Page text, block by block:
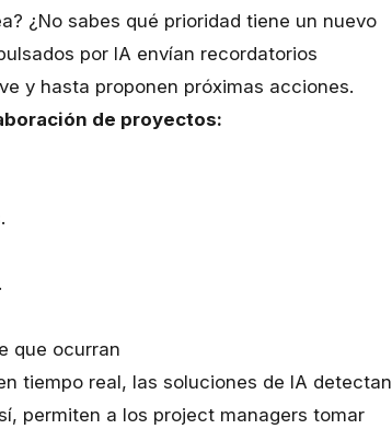
¿No sabes qué prioridad tiene un nuevo
por IA envían recordatorios
y hasta proponen próximas acciones.
de proyectos:
que ocurran
tiempo real, las soluciones de IA detectan
permiten a los project managers tomar